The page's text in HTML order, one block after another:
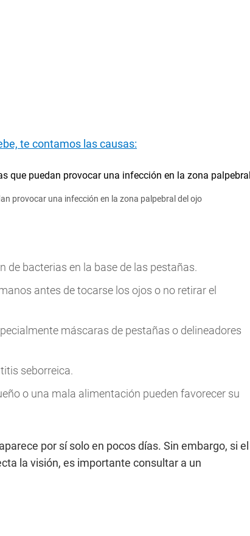
te contamos las causas:
provocar una infección en la zona palpebral del ojo
de bacterias en la base de las pestañas.
antes de tocarse los ojos o no retirar el
máscaras de pestañas o delineadores
seborreica.
o una mala alimentación pueden favorecer su
por sí solo en pocos días. Sin embargo, si el
la visión, es importante consultar a un